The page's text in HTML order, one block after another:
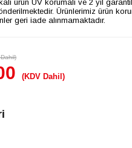
ürün UV korumalı ve 2 yıl
Ürünlerimiz ürün
geri iade alınmamaktadır.
(KDV Dahil)